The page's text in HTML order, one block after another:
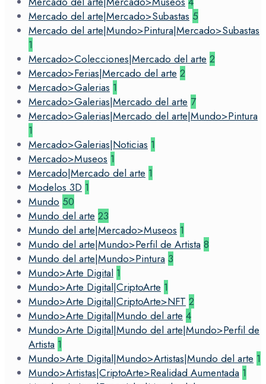
Mercado del arte|Mercado>Subastas 5
Mercado del arte|Mundo>Pintura|Mercado>Subastas
1
Mercado>Colecciones|Mercado del arte 2
Mercado>Ferias|Mercado del arte 2
Mercado>Galerias 1
Mercado>Galerias|Mercado del arte 7
Mercado>Galerias|Mercado del arte|Mundo>Pintura
1
Mercado>Galerias|Noticias 1
Mercado>Museos 1
Mercado|Mercado del arte 1
Modelos 3D 1
Mundo 50
Mundo del arte 23
Mundo del arte|Mercado>Museos 1
Mundo del arte|Mundo>Perfil de Artista 8
Mundo del arte|Mundo>Pintura 3
Mundo>Arte Digital 1
Mundo>Arte Digital|CriptoArte 1
Mundo>Arte Digital|CriptoArte>NFT 2
Mundo>Arte Digital|Mundo del arte 4
Mundo>Arte Digital|Mundo del arte|Mundo>Perfil de
Artista 1
Mundo>Arte Digital|Mundo>Artistas|Mundo del arte 1
Mundo>Artistas|CriptoArte>Realidad Aumentada 1